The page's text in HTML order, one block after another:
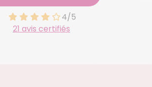
4/5
21 avis certifiés